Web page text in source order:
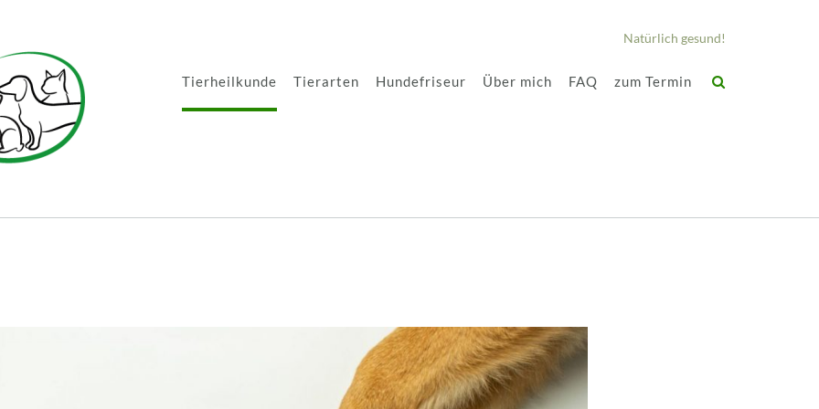
Natürlich gesund!
Tierheilkunde Tierarten Hundefriseur Über mich FAQ zum Termin